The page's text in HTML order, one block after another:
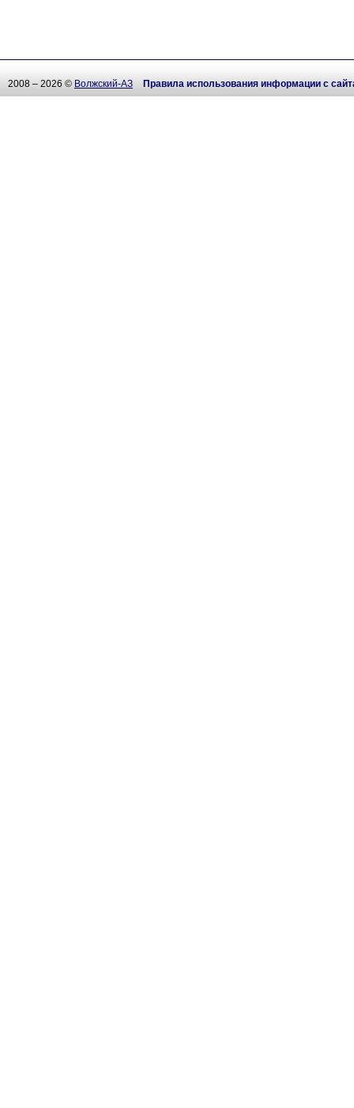
2008 – 2026 © Волжский-АЗ Правила использования информации с